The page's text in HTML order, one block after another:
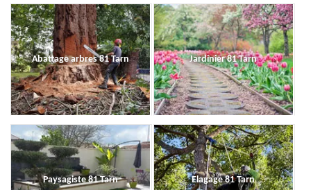
Abattage arbres 81 Tarn Jardinier 81 Tarn
Paysagiste 81 Tarn Elagage 81 Tarn